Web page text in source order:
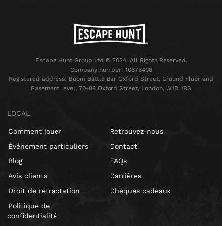
Escape Hunt Group Ltd © 2024. All Rights Reserved.
Company number: 10676408
Registered address: Boom Battle Bar Oxford Street, Ground Floor and
Basement level, 70-88 Oxford Street, London, W1D 1BS
LOCAL
Comment jouer
Événement particuliers
Blog
Avis clients
Droit de rétractation
Politique de
confidentialité
Retrouvez-nous
Contact
FAQs
Carrières
Chèques cadeaux